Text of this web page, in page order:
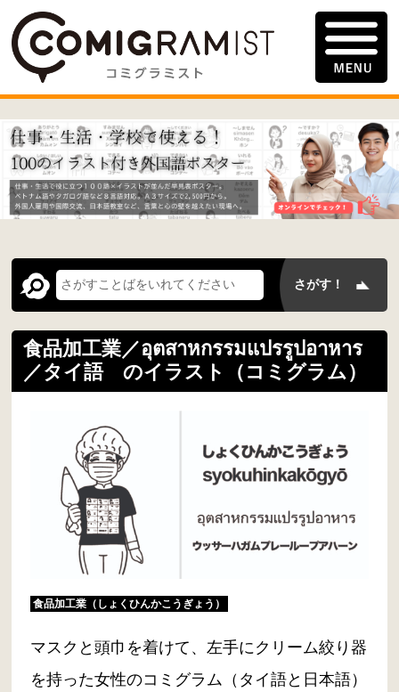
食品加工業／อุตสาหกรรมแปรรูปอาหาร
／タイ語 のイラスト（コミグラム）
食品加工業（しょくひんかこうぎょう）
マスクと頭巾を着けて、左手にクリーム絞り器
を持った女性のコミグラム（タイ語と日本語）